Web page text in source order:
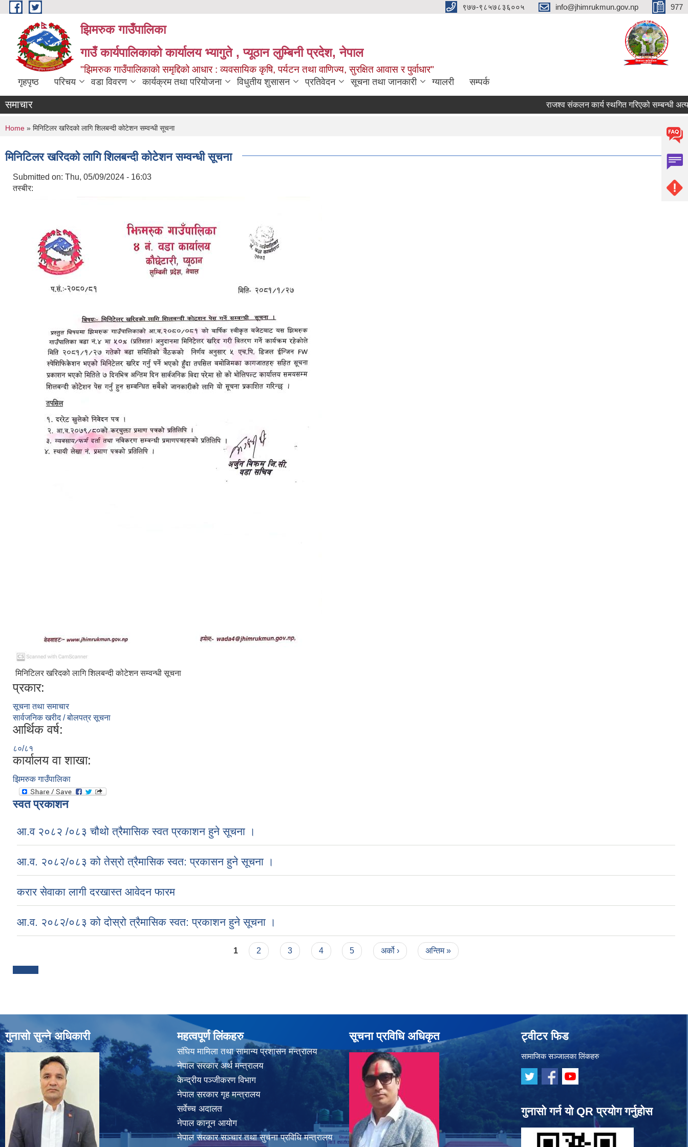
Skip to main content ९७७-९८५७८३६००५ info@jhimrukmun.gov.np 977
झिमरुक गाउँपालिका
गाउँ कार्यपालिकाको कार्यालय भ्यागुते , प्यूठान लुम्बिनी प्रदेश, नेपाल
"झिमरुक गाउँपालिकाको समृद्दिको आधार : व्यवसायिक कृषि, पर्यटन तथा वाणिज्य, सुरक्षित आवास र पुर्वाधार"
गृहपृष्ठ परिचय वडा विवरण कार्यक्रम तथा परियोजना विधुतीय शुसासन प्रतिवेदन सूचना तथा जानकारी ग्यालरी सम्पर्क
समाचार राजश्व संकलन कार्य स्थगित गरिएको सम्बन्धी अत्यन्तै
You are here
Home » मिनिटिलर खरिदको लागि शिलबन्दी कोटेशन सम्वन्धी सूचना
मिनिटिलर खरिदको लागि शिलबन्दी कोटेशन सम्वन्धी सूचना
Submitted on: Thu, 05/09/2024 - 16:03
तस्बीर:
मिनिटिलर खरिदको लागि शिलबन्दी कोटेशन सम्वन्धी सूचना
प्रकार:
सूचना तथा समाचार
सार्वजनिक खरीद / बोलपत्र सूचना
आर्थिक वर्ष:
८०/८१
कार्यालय वा शाखा:
झिमरुक गाउँपालिका
स्वत प्रकाशन
आ.व २०८२ /०८३ चौथो त्रैमासिक स्वत प्रकाशन हुने सूचना ।
आ.व. २०८२/०८३ को तेस्रो त्रैमासिक स्वत: प्रकासन हुने सूचना ।
करार सेवाका लागी दरखास्त आवेदन फारम
आ.व. २०८२/०८३ को दोस्रो त्रैमासिक स्वत: प्रकाशन हुने सूचना ।
1 2 3 4 5 अर्को › अन्तिम »
गुनासो सुन्ने अधिकारी महत्वपूर्ण लिंकहरु
संघिय मामिला तथा सामान्य प्रशासन मन्त्रालय
नेपाल सरकार अर्थ मन्त्रालय
केन्द्रीय पञ्जीकरण विभाग
नेपाल सरकार गृह मन्त्रालय
सर्वेच्च अदालत
नेपाल कानून आयोग
नेपाल सरकार सञ्चार तथा सुचना प्रविधि मन्त्रालय
सूचना प्रविधि अधिकृत ट्वीटर फिड
सामाजिक सञ्जालका लिंकहरु
गुनासो गर्न यो QR प्रयोग गर्नुहोस